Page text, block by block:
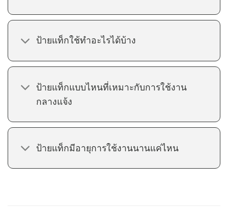
ป้ายแท็กใช้ทำอะไรได้บ้าง
ป้ายแท็กแบบไหนที่เหมาะกับการใช้งาน
กลางแจ้ง
ป้ายแท็กมีอายุการใช้งานนานแค่ไหน